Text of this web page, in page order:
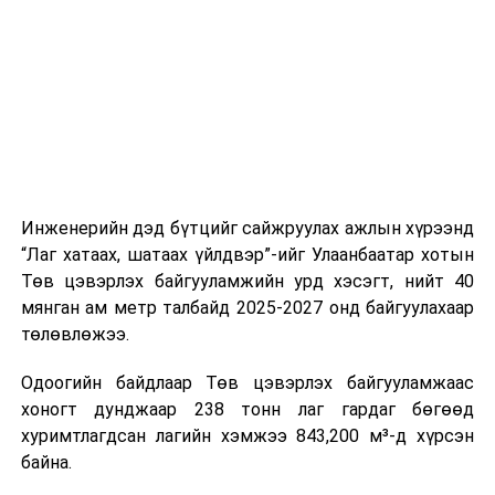
өдөр тутмын ажлын бэлэн байдлыг хангах зэрэг
практик ур чадварыг сургалтын хөтөлбөрт тусгажээ.
Сургалтыг танилцуулах лекц, асуулт-хариулт,
жишээнд суурилсан сургалт, багаар ажиллах дасгал,
танилцах, онцгой нөхцөлд ажиллах дадлага зэрэг
онол, практик хосолсон хэлбэрээр зохион байгуулж
байна.
Инженерийн дэд бүтцийг сайжруулах ажлын хүрээнд
“Лаг хатаах, шатаах үйлдвэр”-ийг Улаанбаатар хотын
Төв цэвэрлэх байгууламжийн урд хэсэгт, нийт 40
мянган ам метр талбайд 2025-2027 онд байгуулахаар
төлөвлөжээ.
Одоогийн байдлаар Төв цэвэрлэх байгууламжаас
хоногт дунджаар 238 тонн лаг гардаг бөгөөд
хуримтлагдсан лагийн хэмжээ 843,200 м³-д хүрсэн
байна.